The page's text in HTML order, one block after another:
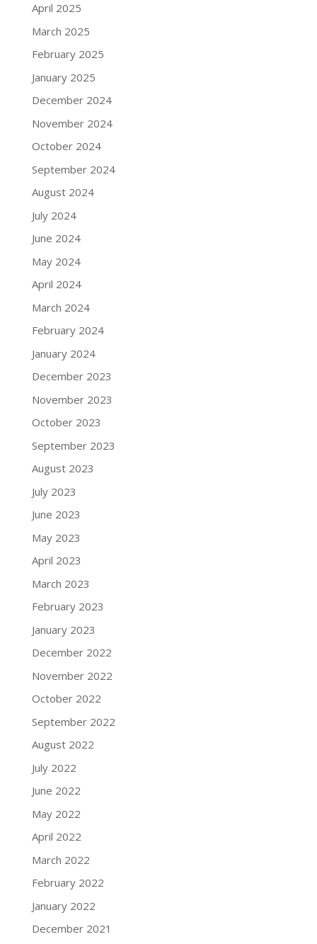
April 2025
March 2025
February 2025
January 2025
December 2024
November 2024
October 2024
September 2024
August 2024
July 2024
June 2024
May 2024
April 2024
March 2024
February 2024
January 2024
December 2023
November 2023
October 2023
September 2023
August 2023
July 2023
June 2023
May 2023
April 2023
March 2023
February 2023
January 2023
December 2022
November 2022
October 2022
September 2022
August 2022
July 2022
June 2022
May 2022
April 2022
March 2022
February 2022
January 2022
December 2021